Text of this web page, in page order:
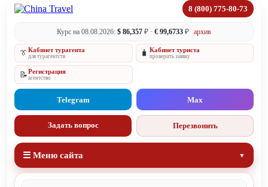
8 (800) 775-80-73
Курс на 08.08.2026: $ 86,357 ₽ · € 99,6733 ₽ архив
👔Кабинет турагента
для турагентств 🧳 Кабинет туриста
проверить заявку
📝Регистрация
агентство
Telegram Max
Задать вопрос Перезвонить
☰ Меню сайта